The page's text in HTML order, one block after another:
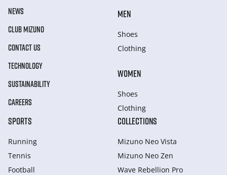
NEWS
CLUB MIZUNO
CONTACT US
TECHNOLOGY
SUSTAINABILITY
CAREERS
MEN
Shoes
Clothing
WOMEN
Shoes
Clothing
SPORTS
Running
Tennis
Football
COLLECTIONS
Mizuno Neo Vista
Mizuno Neo Zen
Wave Rebellion Pro